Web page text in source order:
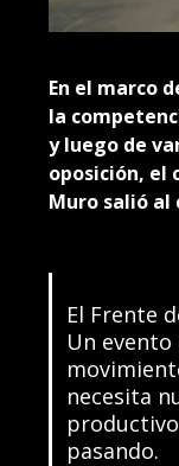
En el marco
la
y luego de
oposición, el
Muro salió al
El Frente
Un
necesita
pasando.